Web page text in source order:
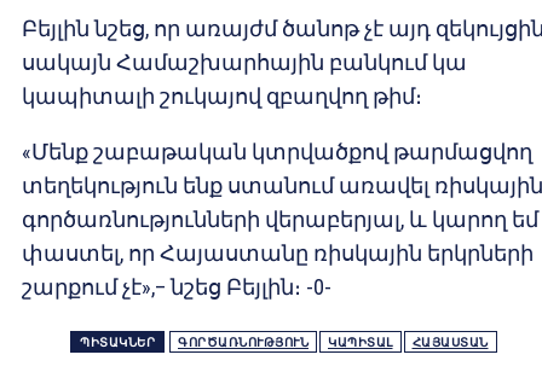
Բեյլին նշեց, որ առայժմ ծանոթ չէ այդ
սակայն Համաշխարհային բանկում կա
կապիտալի շուկայով զբաղվող թիմ։
«Մենք շաբաթական կտրվածքով թարմացվող
տեղեկություն ենք ստանում առավել ռիսկային
գործառնությունների վերաբերյալ, և կարող եմ
փաստել, որ Հայաստանը ռիսկային երկրների
շարքում չէ»,– նշեց Բեյլին։ -0-
ՊԻՏԱԿՆԵՐ ԳՈՐԾԱՌՆՈՒԹՅՈՒՆ ԿԱՊԻՏԱԼ ՀԱՅԱՍՏԱՆ